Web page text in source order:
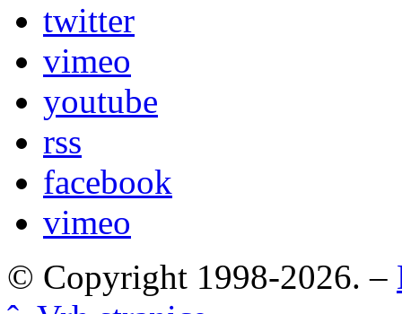
twitter
vimeo
youtube
rss
facebook
vimeo
© Copyright 1998-2026. –